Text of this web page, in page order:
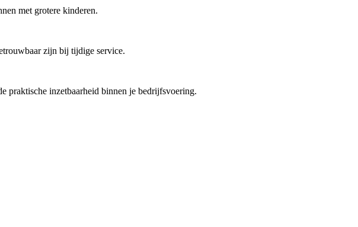
met grotere kinderen.
zijn bij tijdige service.
praktische inzetbaarheid binnen je bedrijfsvoering.